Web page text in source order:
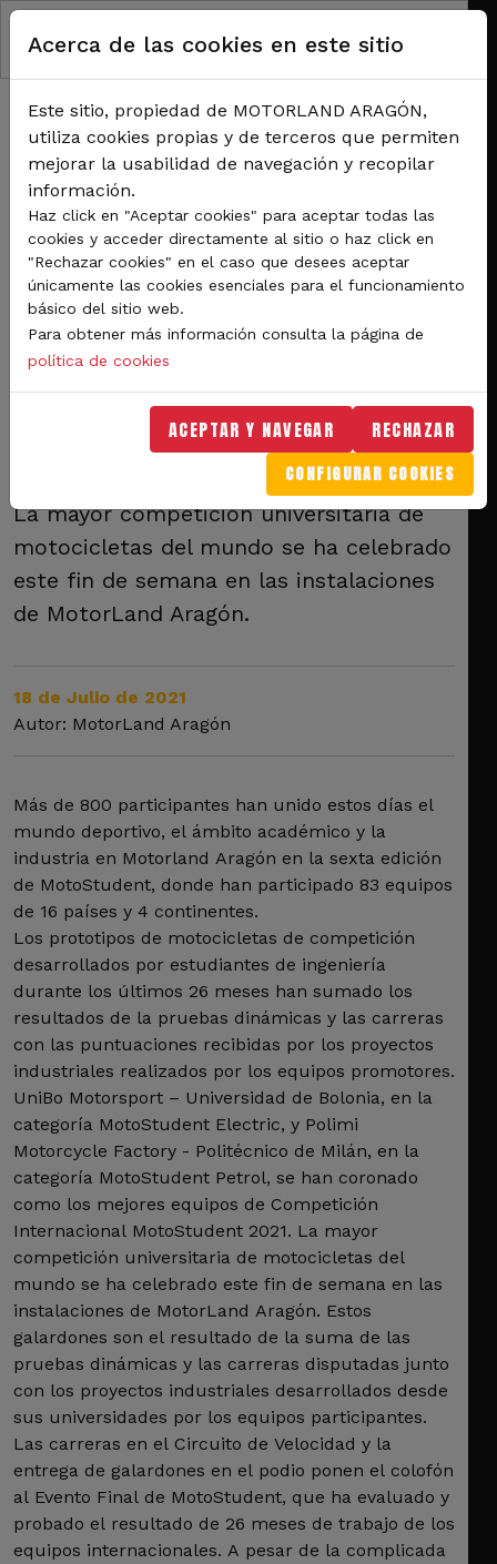
Pasar al contenido principal
RUTA DE NAVEGACIÓN
La Universidad de Bolonia y el Politécnico de Milán se hacen con los premios
"Best MotoStudent 2021".
La Universidad de Bolonia
y el Politécnico de Milán
se hacen con los premios
"Best MotoStudent 2021".
La mayor competición universitaria de
motocicletas del mundo se ha celebrado
este fin de semana en las instalaciones
de MotorLand Aragón.
18 de Julio de 2021
Autor: MotorLand Aragón
Más de 800 participantes han unido estos días el
mundo deportivo, el ámbito académico y la
industria en Motorland Aragón en la sexta edición
de MotoStudent, donde han participado 83 equipos
de 16 países y 4 continentes.
Los prototipos de motocicletas de competición
desarrollados por estudiantes de ingeniería
durante los últimos 26 meses han sumado los
resultados de la pruebas dinámicas y las carreras
con las puntuaciones recibidas por los proyectos
industriales realizados por los equipos promotores.
UniBo Motorsport – Universidad de Bolonia, en la
categoría MotoStudent Electric, y Polimi
Motorcycle Factory - Politécnico de Milán, en la
categoría MotoStudent Petrol, se han coronado
como los mejores equipos de Competición
Internacional MotoStudent 2021. La mayor
competición universitaria de motocicletas del
mundo se ha celebrado este fin de semana en las
instalaciones de MotorLand Aragón. Estos
galardones son el resultado de la suma de las
pruebas dinámicas y las carreras disputadas junto
con los proyectos industriales desarrollados desde
sus universidades por los equipos participantes.
Las carreras en el Circuito de Velocidad y la
entrega de galardones en el podio ponen el colofón
al Evento Final de MotoStudent, que ha evaluado y
probado el resultado de 26 meses de trabajo de los
equipos internacionales. A pesar de la complicada
Acerca de las cookies en este sitio
Este sitio, propiedad de MOTORLAND ARAGÓN,
utiliza cookies propias y de terceros que permiten
mejorar la usabilidad de navegación y recopilar
información.
Haz click en "Aceptar cookies" para aceptar todas las
cookies y acceder directamente al sitio o haz click en
"Rechazar cookies" en el caso que desees aceptar
únicamente las cookies esenciales para el funcionamiento
básico del sitio web.
Para obtener más información consulta la página de
política de cookies
ACEPTAR Y NAVEGAR RECHAZAR
CONFIGURAR COOKIES